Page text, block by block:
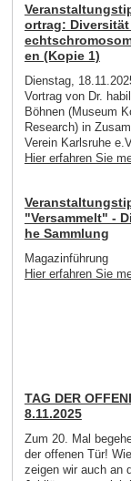
ortrag:
en (Kopie 1)
Dienstag,
Vortrag von Dr.
Böhnen (Museum
Research) in
Verein Karlsruhe
Hier erfahren Sie
"Versammelt" -
he Sammlung
Magazinführung
Hier erfahren Sie
TAG DER
8.11.2025
Zum 20. Mal
der offenen Tür!
zeigen wir auch an